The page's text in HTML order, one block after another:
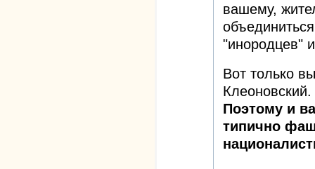
вашему,
"инородцев"
Вот только
Клеоновский.
Поэтому и
типично